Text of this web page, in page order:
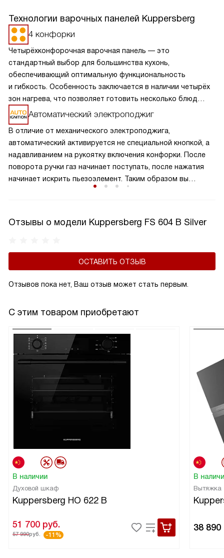
Технологии варочных панелей Kuppersberg
4 конфорки
Четырёхконфорочная варочная панель — это
стандартный выбор для большинства кухонь,
обеспечивающий оптимальную функциональность
и гибкость. Особенность заключается в наличии четырёх
зон нагрева, что позволяет готовить несколько блюд
одновременно, экономя время и усилия. Разнообразие
размеров и мощностей конфорок подходит для
различных кулинарных задач, от быстрого кипячения
до медленного тушения. Такая панель обеспечивает
равномерное распределение тепла и удобное
расположение посуды, что делает её идеальной для
семейного использования.
Автоматический электроподжиг
В отличие от механического электроподжига,
автоматический активируется не специальной кнопкой, а
надавливанием на рукоятку включения конфорки. После
поворота ручки газ начинает поступать, после нажатия
начинает искрить пьезоэлемент. Таким образом вы
Отзывы о модели Kuppersberg FS 604 B Silver
ОСТАВИТЬ ОТЗЫВ
Отзывов пока нет, Ваш отзыв может стать первым.
С этим товаром приобретают
В наличии
Духовой шкаф
Kuppersberg HO 622 B
51 700 руб.
57 990руб. -11%
В
Вытяжка
38 890